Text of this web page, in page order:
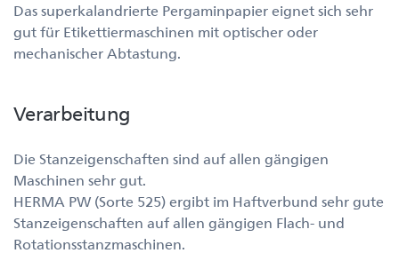
Das superkalandrierte Pergaminpapier eignet sich sehr
gut für Etikettiermaschinen mit optischer oder
mechanischer Abtastung.
Verarbeitung
Die Stanzeigenschaften sind auf allen gängigen
Maschinen sehr gut.
HERMA PW (Sorte 525) ergibt im Haftverbund sehr gute
Stanzeigenschaften auf allen gängigen Flach- und
Rotationsstanzmaschinen.